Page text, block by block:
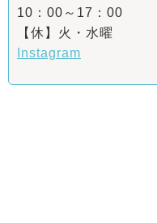
10：00～17：00
【休】火・水曜
Instagram